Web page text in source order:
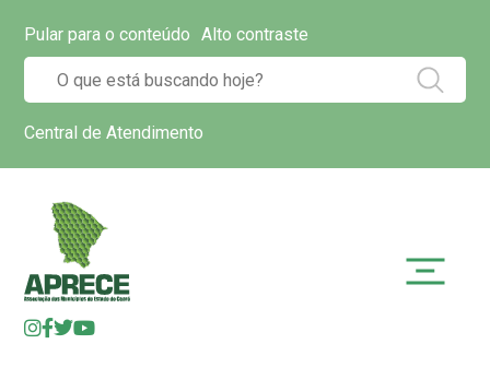
Pular para o conteúdo Alto contraste
Central de Atendimento